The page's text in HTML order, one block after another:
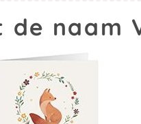
naam